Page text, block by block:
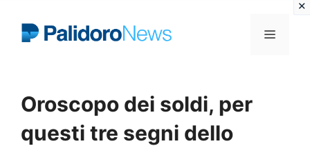
Menu
Oroscopo dei soldi, per
questi tre segni dello